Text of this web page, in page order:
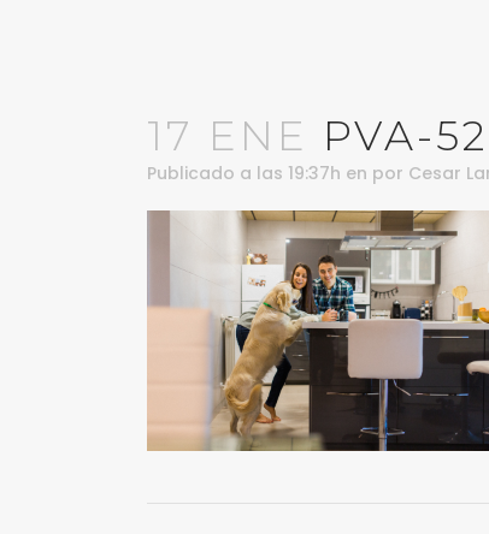
17 ENE PVA-52
Publicado a las 19:37h en por Cesar